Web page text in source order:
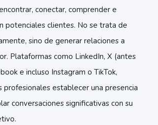
conectar, comprender e
potenciales clientes. No se trata de
sino de generar relaciones a
Plataformas como LinkedIn, X (antes
e incluso Instagram o TikTok,
profesionales establecer una presencia
conversaciones significativas con su